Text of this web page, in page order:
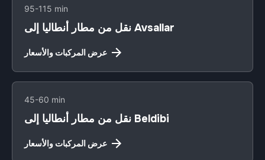
95-115 min
نقل من مطار أنطاليا إلى Avsallar
عرض المركبات والأسعار
45-60 min
نقل من مطار أنطاليا إلى Beldibi
عرض المركبات والأسعار